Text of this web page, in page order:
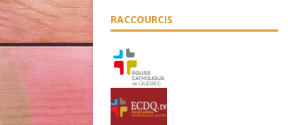
RACCOURCIS